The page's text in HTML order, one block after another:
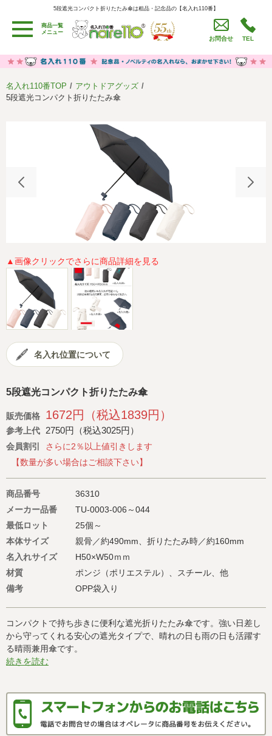
5段遮光コンパクト折りたたみ傘は粗品・記念品の【名入れ110番】
5段遮光コンパクト折りたたみ傘は粗品・記念品の【名入れ110番】
商品一覧
メニュー
お問合せ TEL
用途別カテゴリ
卒園・卒業記念品
労働組合・設立記念・周年記念
うちわ・扇子・ファン
イベント・パーティーグッズ
名入れについて
社会貢献活動 特定商取引法に基づく表記
著作権と推奨環境について プライバシーポリシー
会社概要
名入れ110番TOP
アウトドアグッズ
5段遮光コンパクト折りたたみ傘
▲画像クリックでさらに商品詳細を見る
名入れ位置について
5段遮光コンパクト折りたたみ傘
販売価格 1672円（税込1839円）
参考上代 2750円（税込3025円）
会員割引
さらに2％以上値引きします
【数量が多い場合はご相談下さい】
商品番号
36310
メーカー品番
TU-0003-006～044
最低ロット
25個～
本体サイズ
親骨／約490mm、折りたたみ時／約160mm
名入れサイズ
H50×W50ｍｍ
材質
ポンジ（ポリエステル）、スチール、他
備考
OPP袋入り
コンパクトで持ち歩きに便利な遮光折りたたみ傘です。強い日差し
から守ってくれる安心の遮光タイプで、晴れの日も雨の日も活躍す
る晴雨兼用傘です。
続きを読む